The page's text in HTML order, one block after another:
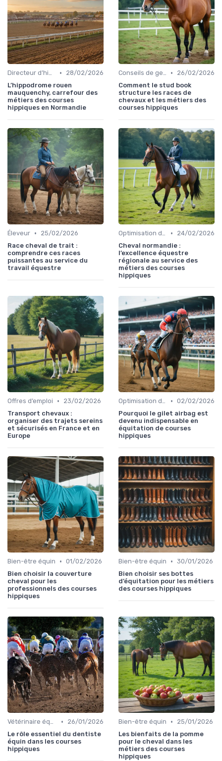
Directeur d’hippodrome •
28/02/2026
L’hippodrome rouen
mauquenchy, carrefour des
métiers des courses
hippiques en Normandie
Conseils de gestion d’écurie •
26/02/2026
Comment le stud book
structure les races de
chevaux et les métiers des
courses hippiques
Éleveur •
25/02/2026
Race cheval de trait :
comprendre ces races
puissantes au service du
travail équestre
Optimisation des performances •
24/02/2026
Cheval normandie :
l’excellence équestre
régionale au service des
métiers des courses
hippiques
Offres d’emploi •
23/02/2026
Transport chevaux :
organiser des trajets sereins
et sécurisés en France et en
Europe
Optimisation des performances • 02/02/2026
Pourquoi le gilet airbag est
devenu indispensable en
équitation de courses
hippiques
Bien-être équin • 01/02/2026
Bien choisir la couverture
cheval pour les
professionnels des courses
hippiques
Bien-être équin • 30/01/2026
Bien choisir ses bottes
d’équitation pour les métiers
des courses hippiques
Vétérinaire équin •
26/01/2026
Le rôle essentiel du dentiste
équin dans les courses
hippiques
Bien-être équin •
25/01/2026
Les bienfaits de la pomme
pour le cheval dans les
métiers des courses
hippiques